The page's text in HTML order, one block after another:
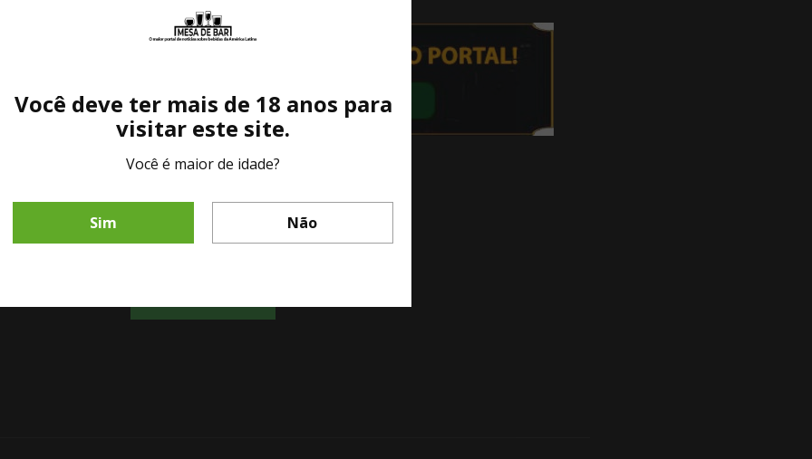
Fale diretamente com nosso representante comercial por whatsapp.
Você deve ter mais de 18 anos para
visitar este site.
Você é maior de idade?
Sim Não